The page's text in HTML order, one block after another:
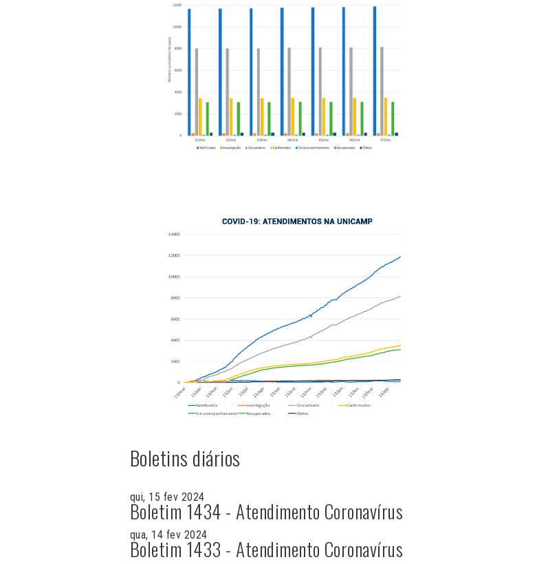
Boletins diários
qui, 15 fev 2024
Boletim 1434 - Atendimento Coronavírus
qua, 14 fev 2024
Boletim 1433 - Atendimento Coronavírus